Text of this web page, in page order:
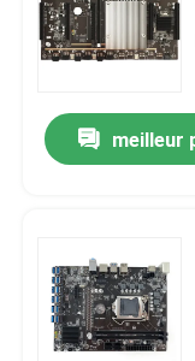
A propos de
Contrôle de la
Demande de
meilleur